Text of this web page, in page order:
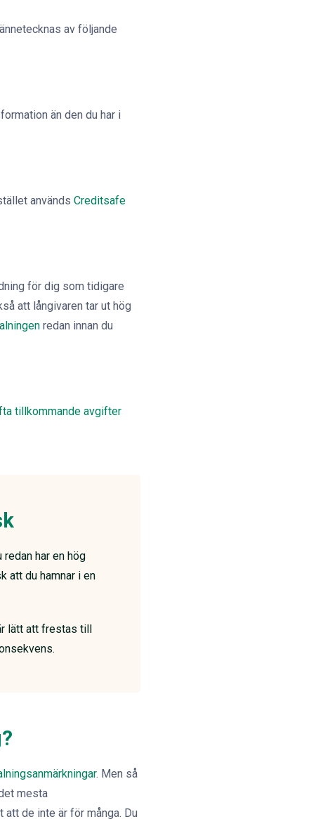
av följande
än den du har i
används Creditsafe
för dig som tidigare
att långivaren tar ut hög
redan innan du
tillkommande avgifter
har en hög
att du hamnar i en
lätt att frestas till
. Men så
mesta
de inte är för många. Du